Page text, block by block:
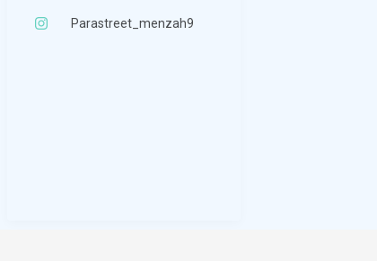
Parastreet_menzah9